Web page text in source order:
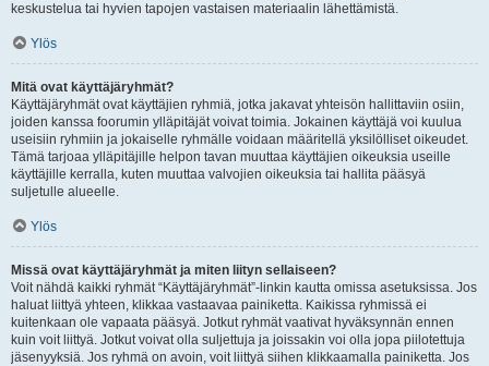
keskustelua tai hyvien tapojen vastaisen materiaalin lähettämistä.
Ylös
Mitä ovat käyttäjäryhmät?
Käyttäjäryhmät ovat käyttäjien ryhmiä, jotka jakavat yhteisön hallittaviin osiin,
joiden kanssa foorumin ylläpitäjät voivat toimia. Jokainen käyttäjä voi kuulua
useisiin ryhmiin ja jokaiselle ryhmälle voidaan määritellä yksilölliset oikeudet.
Tämä tarjoaa ylläpitäjille helpon tavan muuttaa käyttäjien oikeuksia useille
käyttäjille kerralla, kuten muuttaa valvojien oikeuksia tai hallita pääsyä
suljetulle alueelle.
Ylös
Missä ovat käyttäjäryhmät ja miten liityn sellaiseen?
Voit nähdä kaikki ryhmät “Käyttäjäryhmät”-linkin kautta omissa asetuksissa. Jos
haluat liittyä yhteen, klikkaa vastaavaa painiketta. Kaikissa ryhmissä ei
kuitenkaan ole vapaata pääsyä. Jotkut ryhmät vaativat hyväksynnän ennen
kuin voit liittyä. Jotkut voivat olla suljettuja ja joissakin voi olla jopa piilotettuja
jäsenyyksiä. Jos ryhmä on avoin, voit liittyä siihen klikkaamalla painiketta. Jos